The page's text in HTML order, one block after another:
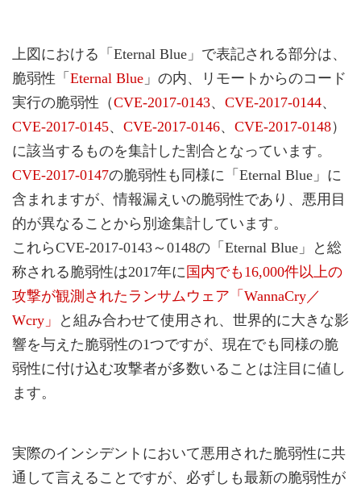
上図における「Eternal Blue」で表記される部分は、
脆弱性「 Eternal Blue 」の内、リモートからのコード
実行の脆弱性（CVE-2017-0143、 CVE-2017-0144、
CVE-2017-0145、 CVE-2017-0146、 CVE-2017-0148）
に該当するものを集計した割合となっています。
CVE-2017-0147の脆弱性も同様に「Eternal Blue」に
含まれますが、情報漏えいの脆弱性であり、悪用目
的が異なることから別途集計しています。
これらCVE-2017-0143～0148の「Eternal Blue」と総
称される脆弱性は2017年に 国内でも16,000件以上の
攻撃が観測されたランサムウェア「WannaCry／
Wcry」
と組み合わせて使用され、世界的に大きな影
響を与えた脆弱性の1つですが、現在でも同様の脆
弱性に付け込む攻撃者が多数いることは注目に値し
ます。
実際のインシデントにおいて悪用された脆弱性に共
通して言えることですが、必ずしも最新の脆弱性が